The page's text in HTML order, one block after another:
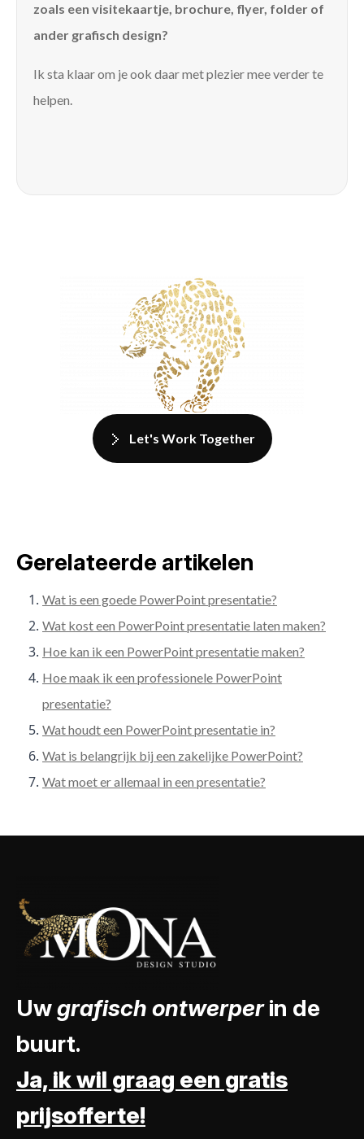
zoals een visitekaartje, brochure, flyer, folder of
ander grafisch design?
Ik sta klaar om je ook daar met plezier mee verder te
helpen.
Let's Work Together
Gerelateerde artikelen
Wat is een goede PowerPoint presentatie?
Wat kost een PowerPoint presentatie laten maken?
Hoe kan ik een PowerPoint presentatie maken?
Hoe maak ik een professionele PowerPoint
presentatie?
Wat houdt een PowerPoint presentatie in?
Wat is belangrijk bij een zakelijke PowerPoint?
Wat moet er allemaal in een presentatie?
Uwgrafisch ontwerperin de
buurt.
Ja, ik wil graag een gratis
prijsofferte!